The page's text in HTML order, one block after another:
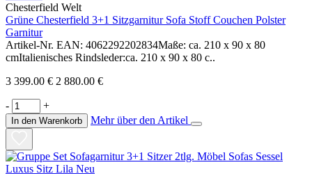
Chesterfield Welt
Grüne Chesterfield 3+1 Sitzgarnitur Sofa Stoff Couchen Polster
Garnitur
Artikel-Nr. EAN: 4062292202834Maße: ca. 210 x 90 x 80
cmItalienisches Rindsleder:ca. 210 x 90 x 80 c..
3 399.00 € 2 880.00 €
- +
In den Warenkorb Mehr über den Artikel